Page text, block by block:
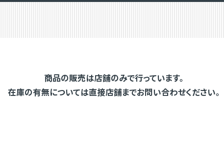
商品の販売は店舗のみで行っています。
在庫の有無については直接店舗までお問い合わせください。